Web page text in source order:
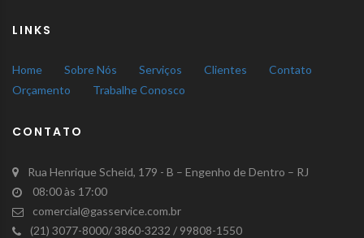
LINKS
Home Sobre Nós Serviços Clientes
Contato
Orçamento
Trabalhe Conosco
CONTATO
Rua Henrique Scheid, 179 - B – Engenho de Dentro – RJ
08:00 às 17:00
comercial@gasservice.com.br
(21) 3077-8000/ 3860-3232 / 99808-1550